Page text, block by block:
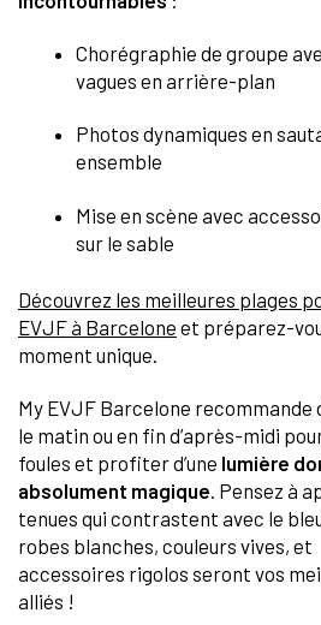
Chorégraphie de groupe
vagues en arrière-plan
Photos dynamiques en
ensemble
Mise en scène avec
sur le sable
Découvrez les meilleures plages
EVJF à Barcelone et préparez-
moment unique.
My EVJF Barcelone recommande
le matin ou en fin d’après-midi
foules et profiter d’une lumière
absolument magique . Pensez à
tenues qui contrastent avec le
robes blanches, couleurs vives, et
accessoires rigolos seront vos
alliés !